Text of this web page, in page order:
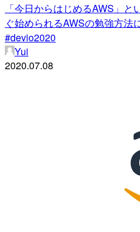
「今日からはじめるAWS」
ぐ始められるAWSの勉強方法
#devio2020
Yui
2020.07.08